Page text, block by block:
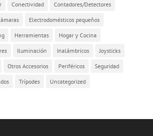
Conectividad Contadores/Detectores
Electrodomésticos pequeños
Herramientas Hogar y Cocina
Iluminación Inalámbricos Joysticks
Otros Accesorios Periféricos Seguridad
Trípodes Uncategorized